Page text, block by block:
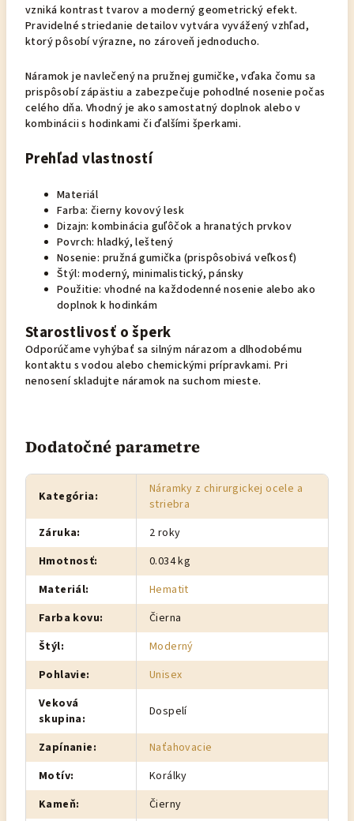
vzniká kontrast tvarov a moderný geometrický efekt.
Pravidelné striedanie detailov vytvára vyvážený vzhľad,
ktorý pôsobí výrazne, no zároveň jednoducho.
Náramok je navlečený na pružnej gumičke, vďaka čomu sa
prispôsobí zápästiu a zabezpečuje pohodlné nosenie počas
celého dňa. Vhodný je ako samostatný doplnok alebo v
kombinácii s hodinkami či ďalšími šperkami.
Prehľad vlastností
Materiál
Farba: čierny kovový lesk
Dizajn: kombinácia guľôčok a hranatých prvkov
Povrch: hladký, leštený
Nosenie: pružná gumička (prispôsobivá veľkosť)
Štýl: moderný, minimalistický, pánsky
Použitie: vhodné na každodenné nosenie alebo ako
doplnok k hodinkám
Starostlivosť o šperk
Odporúčame vyhýbať sa silným nárazom a dlhodobému
kontaktu s vodou alebo chemickými prípravkami. Pri
nenosení skladujte náramok na suchom mieste.
Dodatočné parametre
Kategória:
Náramky z chirurgickej ocele a
striebra
Záruka:
2 roky
Hmotnosť:
0.034 kg
Materiál:
Hematit
Farba kovu:
Čierna
Štýl:
Moderný
Pohlavie:
Unisex
Veková
skupina: Dospelí
Zapínanie:
Naťahovacie
Motív:
Korálky
Kameň:
Čierny